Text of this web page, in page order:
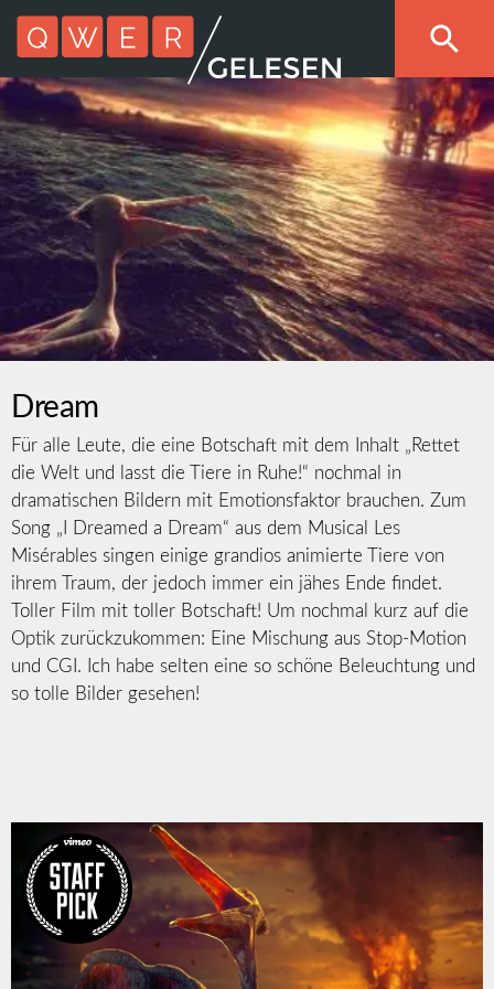
Dream
Für alle Leute, die eine Botschaft mit dem Inhalt „Rettet
die Welt und lasst die Tiere in Ruhe!“ nochmal in
dramatischen Bildern mit Emotionsfaktor brauchen. Zum
Song „I Dreamed a Dream“ aus dem Musical Les
Misérables singen einige grandios animierte Tiere von
ihrem Traum, der jedoch immer ein jähes Ende findet.
Toller Film mit toller Botschaft! Um nochmal kurz auf die
Optik zurückzukommen: Eine Mischung aus Stop-Motion
und CGI. Ich habe selten eine so schöne Beleuchtung und
so tolle Bilder gesehen!